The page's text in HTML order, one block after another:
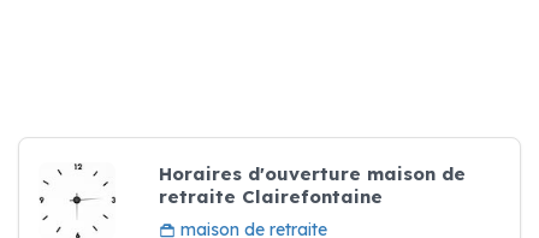
Horaires d'ouverture maison de
retraite Clairefontaine
maison de retraite